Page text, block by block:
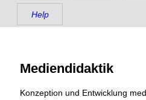
Help
Mediendidaktik
Konzeption und Entwicklung